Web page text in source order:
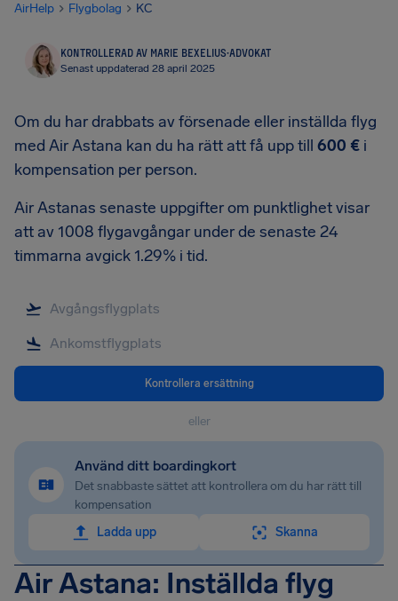
AirHelp Flygbolag KC
KONTROLLERAD AV MARIE BEXELIUS·ADVOKAT
Senast uppdaterad 28 april 2025
Om du har drabbats av försenade eller inställda flyg
med Air Astana kan du ha rätt att få upp till 600 € i
kompensation per person.
Air Astanas senaste uppgifter om punktlighet visar
att av 1008 flygavgångar under de senaste 24
timmarna avgick 1.29% i tid.
Kontrollera ersättning
eller
Använd ditt boardingkort
Det snabbaste sättet att kontrollera om du har rätt till
kompensation
Ladda upp
Skanna
Air Astana: Inställda flyg